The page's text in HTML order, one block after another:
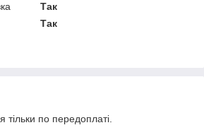
Так
Так
тільки по передоплаті.